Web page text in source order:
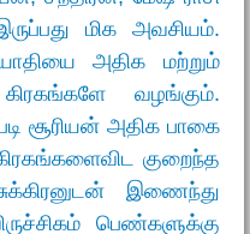
மிக அவசியம்.
அதிக மற்றும்
வழங்கும்.
சூரியன் அதிக பாகை
குறைந்த
இணைந்து
பெண்களுக்கு